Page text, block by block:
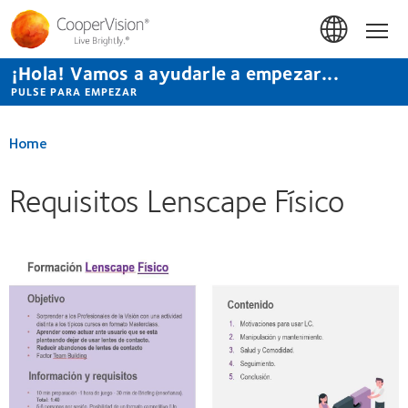
Pasar
contenido
principal
¡Hola! Vamos a ayudarle a empezar...
PULSE PARA EMPEZAR
Home
Requisitos Lenscape Físico